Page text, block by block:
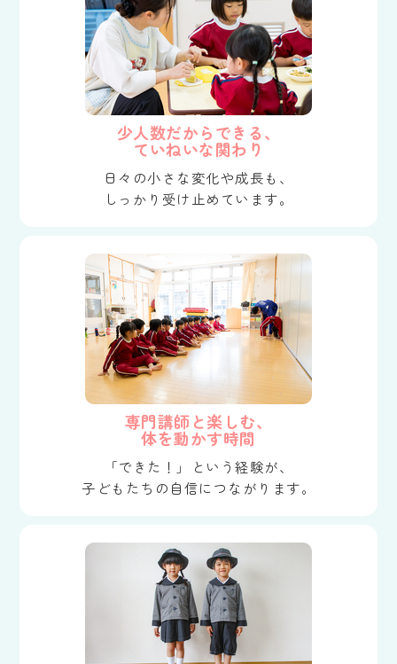
少人数だからできる、
ていねいな関わり
日々の小さな変化や成長も、
しっかり受け止めています。
専門講師と楽しむ、
体を動かす時間
「できた！」という経験が、
子どもたちの自信につながります。